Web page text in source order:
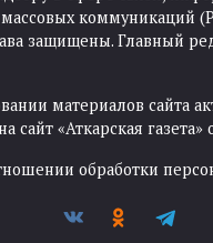
коммуникаций
защищены. Главный
материалов сайта
сайт «Аткарская газета»
обработки